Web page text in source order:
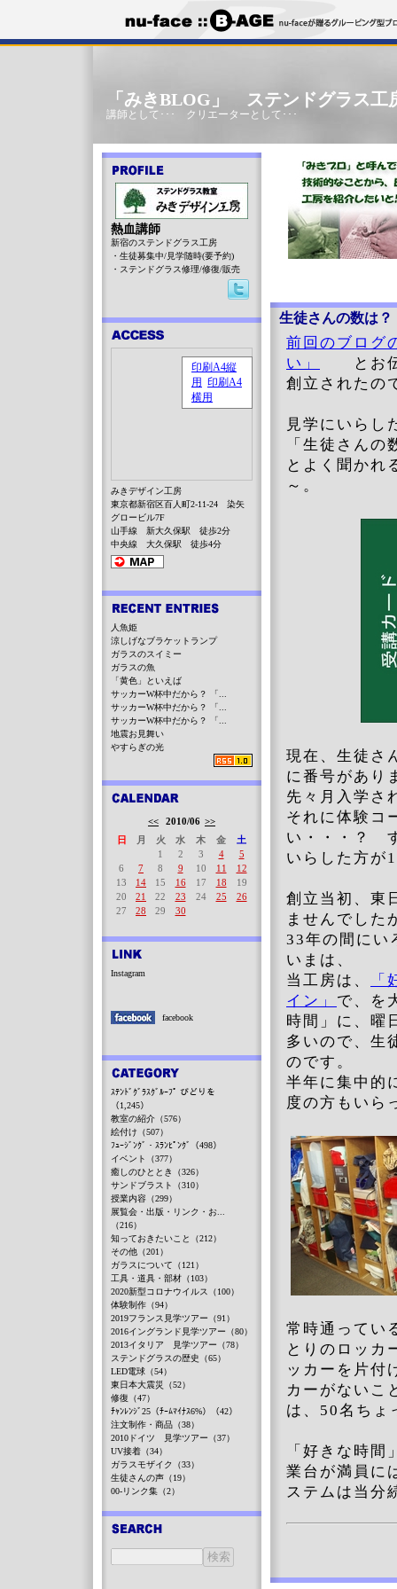
「みきBLOG」 ステンドグラス工
講師として･･･ クリエーターとして･･･
生徒さんの数は？
前回のブログ
い」
とお伝
創立されたの
見学にいらし
「生徒さんの
とよく聞かれ
～。
現在、生徒さ
に番号があり
先々月入学
それに体験コ
い・・・？
いらした方が
創立当初、
ませんでした
33年の間に
いまは、
当工房は、
イン」 で、を
時間」に、曜
多いので、生
のです。
半年に集中的
度の方もいら
常時通ってい
とりのロッカ
ッカーを片付
カーがない
は、50名ちょ
「好きな時
業台が満員に
ステムは当分
熱血講師
新宿のステンドグラス工房
・生徒募集中/見学随時(要予約)
・ステンドグラス修理/修復/販売
みきデザイン工房
東京都新宿区百人町2-11-24 染矢
グロービル7F
山手線 新大久保駅 徒歩2分
中央線 大久保駅 徒歩4分
人魚姫
涼しげなブラケットランプ
ガラスのスイミー
ガラスの魚
「黄色」といえば
サッカーW杯中だから？ 「...
サッカーW杯中だから？ 「...
サッカーW杯中だから？ 「...
地震お見舞い
やすらぎの光
<< 2010/06 >>
日
月 火 水 木 金
土
1
2 3 4
5
6
7 8 9 10 11
12
13
14 15 16 17 18
19
20
21 22 23 24 25
26
27
28 29 30
Instagram
facebook
ｽﾃﾝﾄﾞｸﾞﾗｽｸﾞﾙｰﾌﾟ びどりを
（1,245）
教室の紹介（576）
絵付け（507）
ﾌｭｰｼﾞﾝｸﾞ・ｽﾗﾝﾋﾟﾝｸﾞ（498）
イベント（377）
癒しのひととき（326）
サンドブラスト（310）
授業内容（299）
展覧会・出版・リンク・お...
（216）
知っておきたいこと（212）
その他（201）
ガラスについて（121）
工具・道具・部材（103）
2020新型コロナウイルス（100）
体験制作（94）
2019フランス見学ツアー（91）
2016イングランド見学ツアー（80）
2013イタリア 見学ツアー（78）
ステンドグラスの歴史（65）
LED電球（54）
東日本大震災（52）
修復（47）
ﾁｬﾝﾚﾝｼﾞ25（ﾁｰﾑﾏｲﾅｽ6%）（42）
注文制作・商品（38）
2010ドイツ 見学ツアー（37）
UV接着（34）
ガラスモザイク（33）
生徒さんの声（19）
00-リンク集（2）